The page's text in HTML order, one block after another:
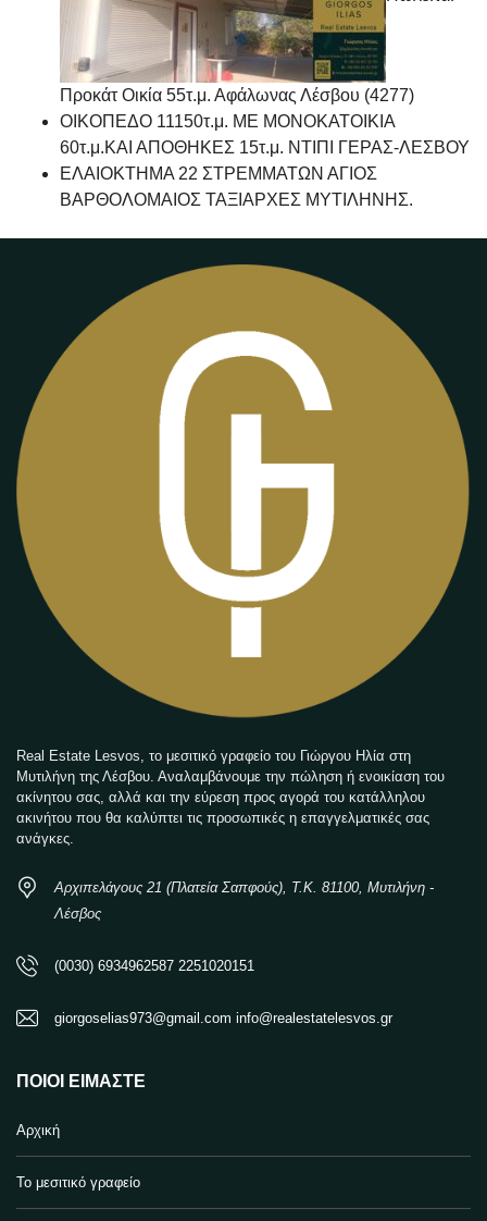
Προκάτ Οικία 55τ.μ. Αφάλωνας Λέσβου (4277)
ΟΙΚΟΠΕΔΟ 11150τ.μ. ΜΕ ΜΟΝΟΚΑΤΟΙΚΙΑ
60τ.μ.ΚΑΙ ΑΠΟΘΗΚΕΣ 15τ.μ. ΝΤΙΠΙ ΓΕΡΑΣ-ΛΕΣΒΟΥ
ΕΛΑΙΟΚΤΗΜΑ 22 ΣΤΡΕΜΜΑΤΩΝ ΑΓΙΟΣ
ΒΑΡΘΟΛΟΜΑΙΟΣ ΤΑΞΙΑΡΧΕΣ ΜΥΤΙΛΗΝΗΣ.
Real Estate Lesvos, το μεσιτικό γραφείο του Γιώργου Ηλία στη
Μυτιλήνη της Λέσβου. Αναλαμβάνουμε την πώληση ή ενοικίαση του
ακίνητου σας, αλλά και την εύρεση προς αγορά του κατάλληλου
ακινήτου που θα καλύπτει τις προσωπικές η επαγγελματικές σας
ανάγκες.
Αρχιπελάγους 21 (Πλατεία Σαπφούς), Τ.Κ. 81100, Μυτιλήνη -
Λέσβος
(0030) 6934962587 2251020151
giorgoselias973@gmail.com info@realestatelesvos.gr
ΠΟΙΟΙ ΕΊΜΑΣΤΕ
Αρχική
Το μεσιτικό γραφείο